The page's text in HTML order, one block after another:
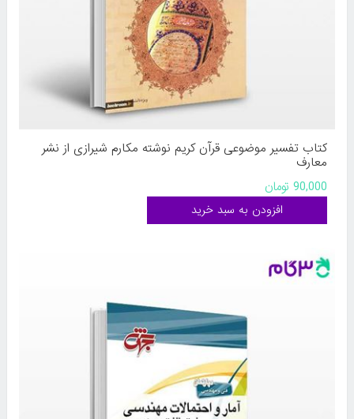
کتاب تفسیر موضوعی قرآن کریم نوشته مکارم شیرازی از نشر
معارف
90,000 تومان